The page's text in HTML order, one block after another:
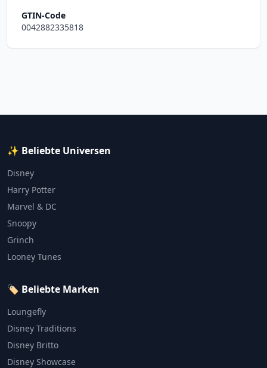
GTIN-Code
0042882335818
✨ Beliebte Universen
Disney
Harry Potter
Marvel & DC
Snoopy
Grinch
Looney Tunes
🏷️ Beliebte Marken
Loungefly
Disney Traditions
Disney Britto
Disney Showcase